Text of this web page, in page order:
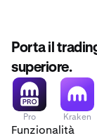
Porta il
superiore.
Pro Kraken
Funzionalità